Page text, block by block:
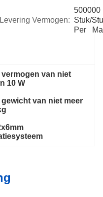
Levering Vermogen:
500000
Stuk/
Per
vermogen van niet
10 W
gewicht van niet meer